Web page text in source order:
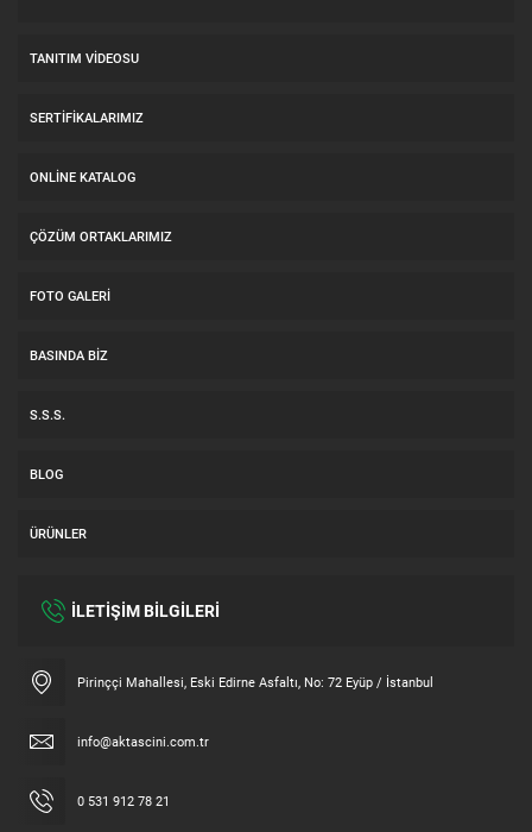
TANITIM VIDEOSU
SERTIFIKALARIMIZ
ONLINE KATALOG
ÇÖZÜM ORTAKLARIMIZ
FOTO GALERI
BASINDA BIZ
S.S.S.
BLOG
ÜRÜNLER
İLETİŞİM BİLGİLERİ
Pirinççi Mahallesi, Eski Edirne Asfaltı, No: 72 Eyüp / İstanbul
info@aktascini.com.tr
0 531 912 78 21